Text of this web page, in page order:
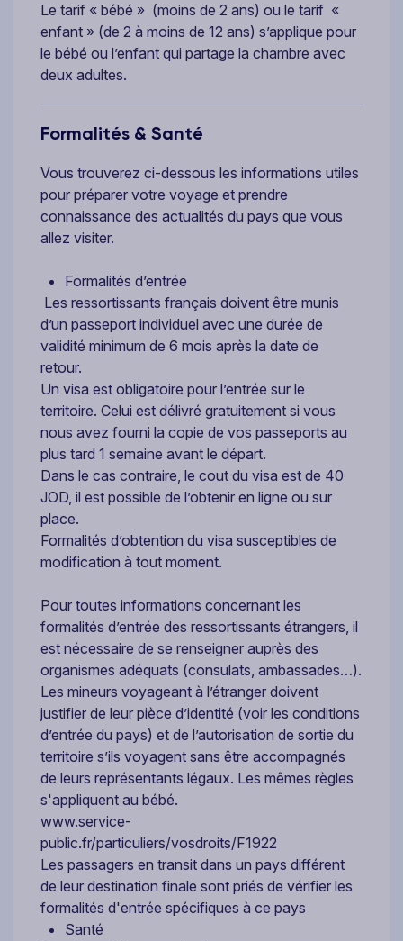
Le tarif « bébé » (moins de 2 ans) ou le tarif «
enfant » (de 2 à moins de 12 ans) s’applique pour
le bébé ou l’enfant qui partage la chambre avec
deux adultes.
Formalités & Santé
Vous trouverez ci-dessous les informations utiles
pour préparer votre voyage et prendre
connaissance des actualités du pays que vous
allez visiter.
Formalités d’entrée
Les ressortissants français doivent être munis
d’un passeport individuel avec une durée de
validité minimum de 6 mois après la date de
retour.
Un visa est obligatoire pour l’entrée sur le
territoire. Celui est délivré gratuitement si vous
nous avez fourni la copie de vos passeports au
plus tard 1 semaine avant le départ.
Dans le cas contraire, le cout du visa est de 40
JOD, il est possible de l’obtenir en ligne ou sur
place.
Formalités d’obtention du visa susceptibles de
modification à tout moment.
Pour toutes informations concernant les
formalités d’entrée des ressortissants étrangers, il
est nécessaire de se renseigner auprès des
organismes adéquats (consulats, ambassades…).
Les mineurs voyageant à l’étranger doivent
justifier de leur pièce d’identité (voir les conditions
d’entrée du pays) et de l’autorisation de sortie du
territoire s’ils voyagent sans être accompagnés
de leurs représentants légaux. Les mêmes règles
s'appliquent au bébé.
www.service-
public.fr/particuliers/vosdroits/F1922
Les passagers en transit dans un pays différent
de leur destination finale sont priés de vérifier les
formalités d'entrée spécifiques à ce pays
Santé